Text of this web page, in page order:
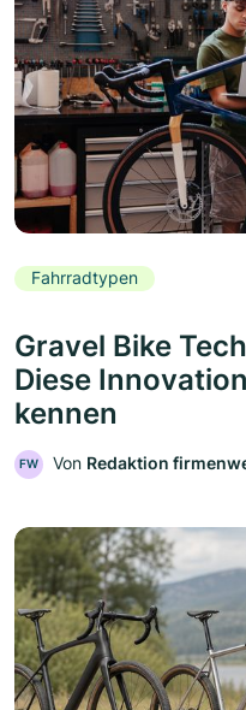
Fahrradtypen
Gravel Bike
Diese
kennen
FW Von Redaktion